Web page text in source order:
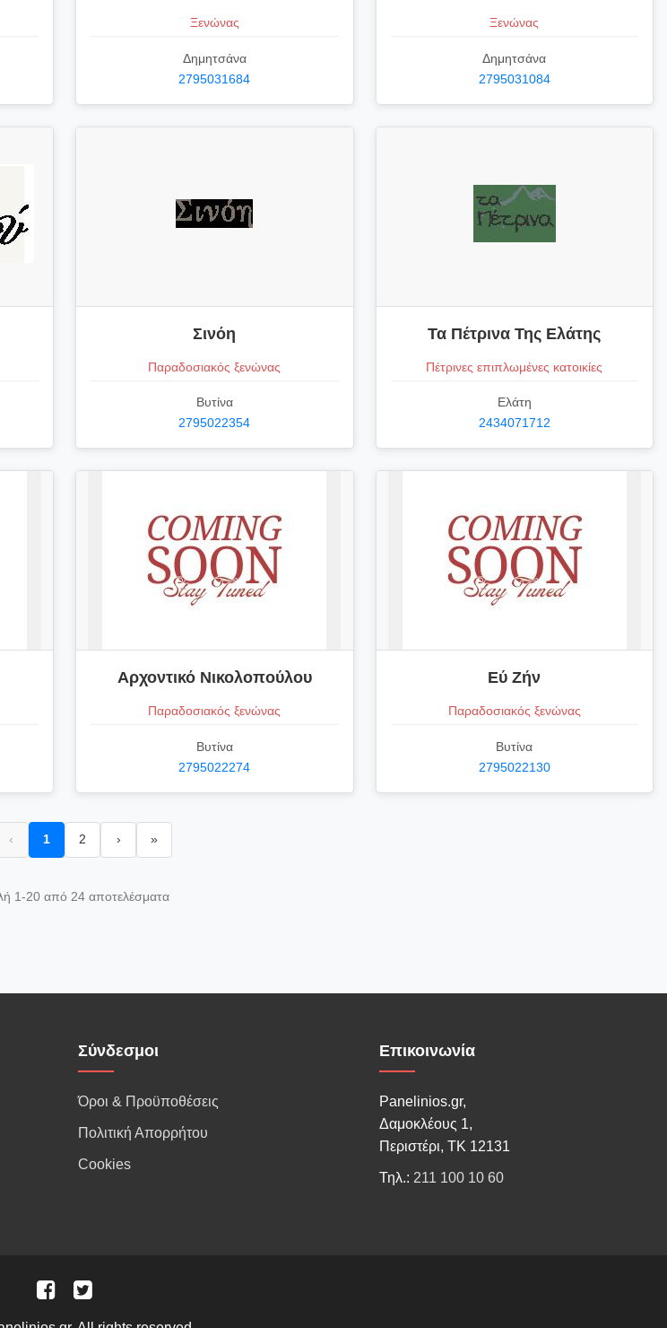
Ξενώνας
Δημητσάνα
2795031684
Ξενώνας
Δημητσάνα
2795031084
Σινόη
Παραδοσιακός ξενώνας
Βυτίνα
2795022354
Τα Πέτρινα Της Ελάτης
Πέτρινες επιπλωμένες κατοικίες
Ελάτη
2434071712
Αρχοντικό Νικολοπούλου
Παραδοσιακός ξενώνας
Βυτίνα
2795022274
Εύ Ζήν
Παραδοσιακός ξενώνας
Βυτίνα
2795022130
‹ 1 2 › »
1-20 από 24 αποτελέσματα
Σύνδεσμοι
Όροι & Προϋποθέσεις
Πολιτική Απορρήτου
Cookies
Επικοινωνία
Panelinios.gr,
Δαμοκλέους 1,
Περιστέρι, ΤΚ 12131
Τηλ.: 211 100 10 60